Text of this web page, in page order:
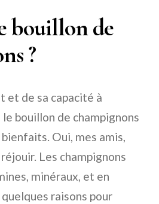
bouillon de
?
et de sa capacité à
bouillon de champignons
Oui, mes amis,
Les champignons
minéraux, et en
raisons pour